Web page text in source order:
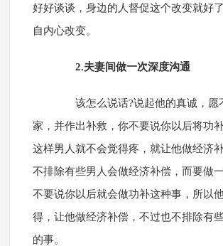
好好谈谈，身边的人督促这个改变就好
自内心改变。
2.夫妻间做一次深度沟通
该怎么说话?说起他的真诚，愿
家，并作出补救，你不要说你以后将功
这样男人就不会觉得疼，就让他做经济
不排除有些男人会做经济补偿，而要做
不要说你以后就会做功补这种事，所以
得，让他做经济补偿，不过也不排除有
的事。